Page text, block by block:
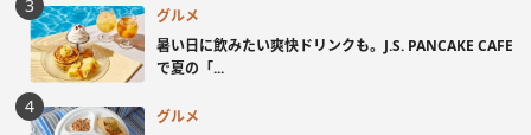
グルメ
暑い日に飲みたい爽快ドリンクも。J.S. PANCAKE CAFE
で夏の「...
グルメ